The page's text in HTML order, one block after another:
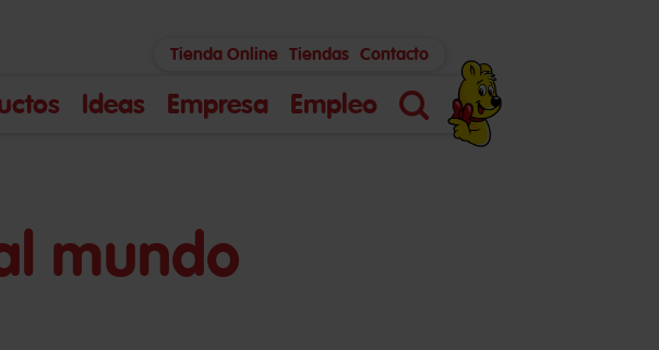
Ideas Empresa Empleo
Búsqueda
Tienda Online Tiendas Contacto
mundo